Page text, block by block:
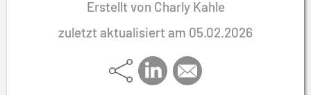
Erstellt von Charly Kahle
zuletzt aktualisiert am 05.02.2026